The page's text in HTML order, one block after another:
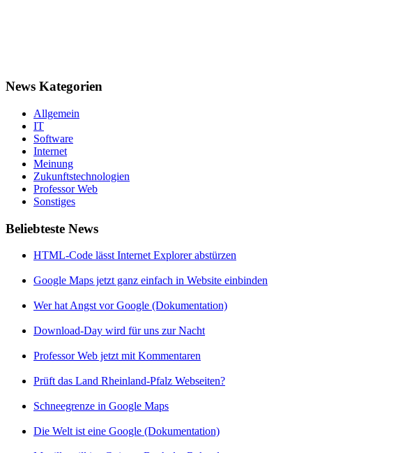
News Kategorien
Allgemein
IT
Software
Internet
Meinung
Zukunftstechnologien
Professor Web
Sonstiges
Beliebteste News
HTML-Code lässt Internet Explorer abstürzen
Google Maps jetzt ganz einfach in Website einbinden
Wer hat Angst vor Google (Dokumentation)
Download-Day wird für uns zur Nacht
Professor Web jetzt mit Kommentaren
Prüft das Land Rheinland-Pfalz Webseiten?
Schneegrenze in Google Maps
Die Welt ist eine Google (Dokumentation)